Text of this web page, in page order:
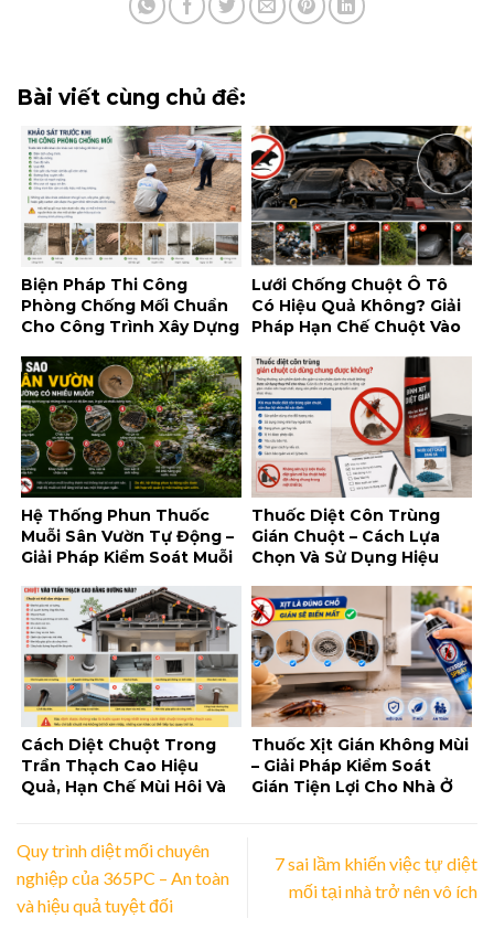
Bài viết cùng chủ đề:
Biện Pháp Thi Công
Phòng Chống Mối Chuẩn
Cho Công Trình Xây Dựng
Lưới Chống Chuột Ô Tô
Có Hiệu Quả Không? Giải
Pháp Hạn Chế Chuột Vào
Hệ Thống Phun Thuốc
Muỗi Sân Vườn Tự Động –
Giải Pháp Kiểm Soát Muỗi
Ngoài Trời
Thuốc Diệt Côn Trùng
Gián Chuột – Cách Lựa
Chọn Và Sử Dụng Hiệu
Cách Diệt Chuột Trong
Trần Thạch Cao Hiệu
Quả, Hạn Chế Mùi Hôi Và
Thuốc Xịt Gián Không Mùi
– Giải Pháp Kiểm Soát
Gián Tiện Lợi Cho Nhà Ở
Quy trình diệt mối chuyên
nghiệp của 365PC – An toàn
và hiệu quả tuyệt đối
7 sai lầm khiến việc tự diệt
mối tại nhà trở nên vô ích